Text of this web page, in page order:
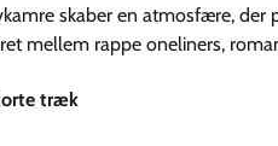
skaber en atmosfære, der
mellem rappe oneliners,
træk